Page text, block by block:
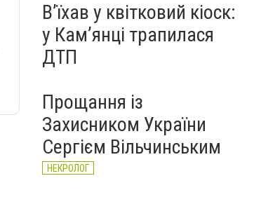
Вʼїхав у квітковий кіоск:
у Камʼянці трапилася
ДТП
Прощання із
Захисником України
Сергієм Вільчинським
НЕКРОЛОГ